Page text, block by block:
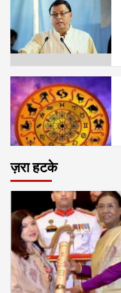
ज़रा हटके